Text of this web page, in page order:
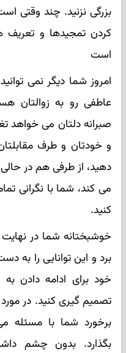
بزرگی نزنید. چند وقتی
کردن تمجیدها و تعریف
است
امروز شما دیگر نمی
عاطفی رو به زوالتان
صبرانه دلتان می خواهد
و خودتان و طرف
دهید، از طرفی هم در
می کند، شما با نگرانی
کنید.
خوشبختانه شما در
برد و این توانایی را به
خود برای ادامه دادن
تصمیم گیری کنید. در
برخورد شما با مسئله
بگذارد. بدون چشم